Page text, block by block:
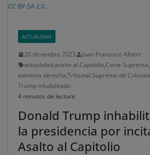
CC BY-SA 2.0 .
ACTUALIDAD
20 diciembre 2023
Juan Francisco Albert
actualidad,asalto al Capitolio,Corte Suprema,
extrema derecha,Tribunal Supremo de
Trump inhabilitado
4 minutos de lectura
Donald Trump
la presidencia por
Asalto al Capitolio